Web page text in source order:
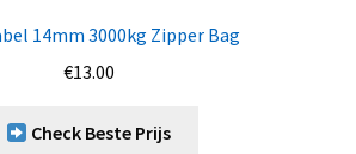
14mm 3000kg Zipper Bag
€13.00
Check Beste Prijs